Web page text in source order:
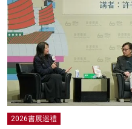
2026書展巡禮